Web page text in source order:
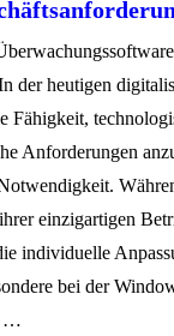
der heutigen
Fähigkeit,
Anforderungen
einzigartigen
individuelle
bei der
…